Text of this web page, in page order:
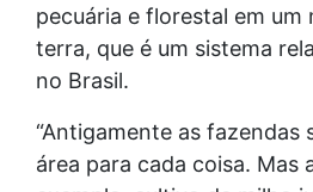
pecuária e florestal em um
terra, que é um sistema
no Brasil.
“Antigamente as fazendas
área para cada coisa. Mas